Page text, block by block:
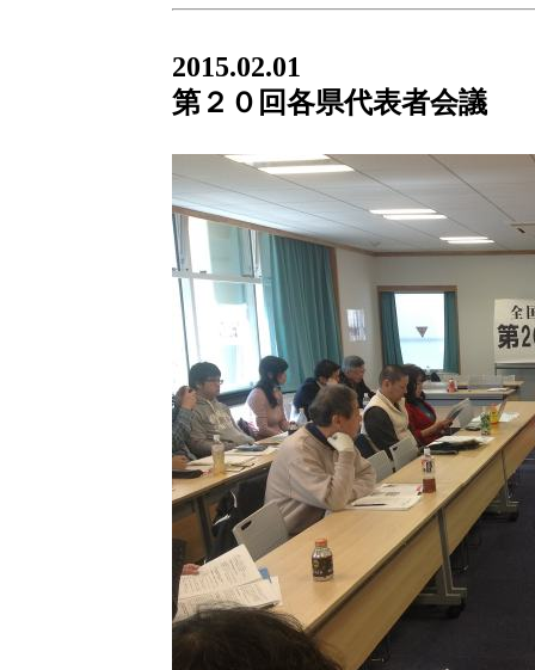
2015.02.01
第２０回各県代表者会議